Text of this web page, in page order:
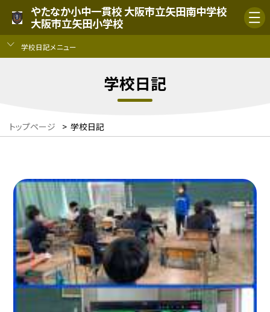
やたなか小中一貫校 大阪市立矢田南中学校
大阪市立矢田小学校
学校日記メニュー
学校日記
トップページ > 学校日記